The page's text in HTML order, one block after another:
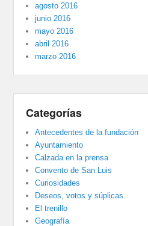
agosto 2016
junio 2016
mayo 2016
abril 2016
marzo 2016
Categorías
Antecedentes de la fundación
Ayuntamiento
Calzada en la prensa
Convento de San Luis
Curiosidades
Deseos, votos y súplicas
El trenillo
Geografía